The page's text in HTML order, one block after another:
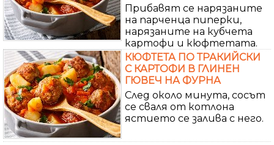
Прибавят се нарязаните
на парченца пиперки,
нарязаните на кубчета
картофи и кюфтетата.
КЮФТЕТА ПО ТРАКИЙСКИ
С КАРТОФИ В ГЛИНЕН
ГЮВЕЧ НА ФУРНА
След около минута, сосът
се сваля от котлона
ястието се залива с него.